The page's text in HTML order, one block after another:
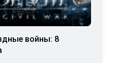
войны: 8